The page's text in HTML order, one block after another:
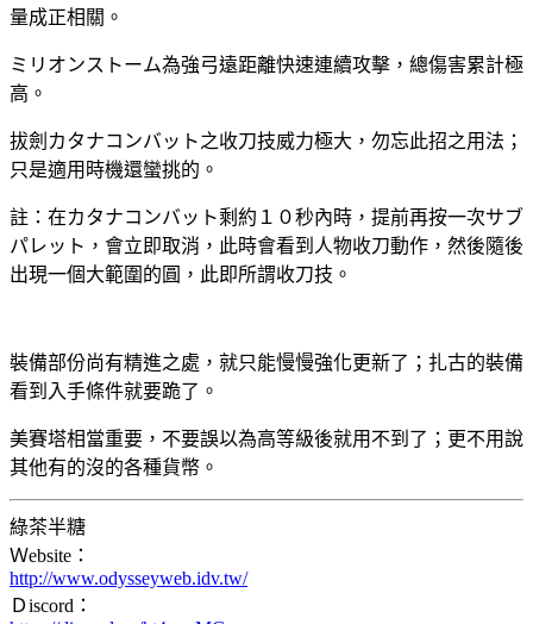
量成正相關。
ミリオンストーム為強弓遠距離快速連續攻擊，總傷害累計極
高。
拔劍カタナコンバット之收刀技威力極大，勿忘此招之用法；
只是適用時機還蠻挑的。
註：在カタナコンバット剩約１０秒內時，提前再按一次サブ
パレット，會立即取消，此時會看到人物收刀動作，然後隨後
出現一個大範圍的圓，此即所謂收刀技。
裝備部份尚有精進之處，就只能慢慢強化更新了；扎古的裝備
看到入手條件就要跪了。
美賽塔相當重要，不要誤以為高等級後就用不到了；更不用說
其他有的沒的各種貨幣。
綠茶半糖
Ｗebsite：
http://www.odysseyweb.idv.tw/
Ｄiscord：